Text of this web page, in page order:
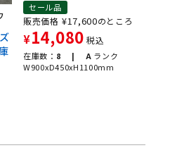
セール品
販売価格 ¥17,600のところ
¥14,080 税込
在庫数： 8 | A ランク
W900xD450xH1100mm